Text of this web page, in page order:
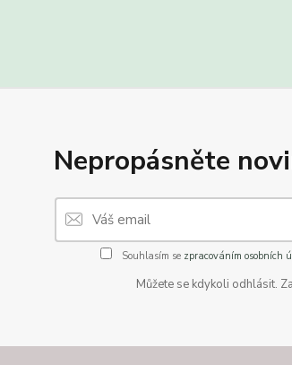
Nepropásněte
Souhlasím se zpracováním osobních
Můžete se kdykoli odhlásit.